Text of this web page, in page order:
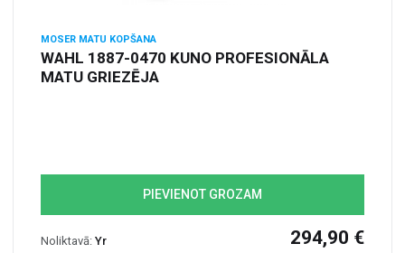
MOSER MATU KOPŠANA
WAHL 1887-0470 KUNO PROFESIONĀLA
MATU GRIEZĒJA
PIEVIENOT GROZAM
Noliktavā: Yr 294,90 €